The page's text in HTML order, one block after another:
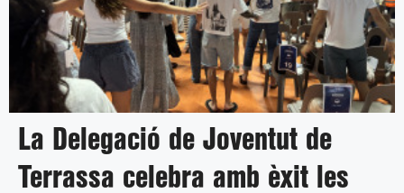
La Delegació de Joventut de
Terrassa celebra amb èxit les